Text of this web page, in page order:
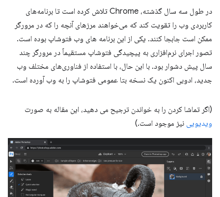
در طول سه سال گذشته، Chrome تلاش کرده است تا برنامه‌های
کاربردی وب را تقویت کند که می‌خواهند مرزهای آنچه را که در مرورگر
ممکن است جابجا کنند. یکی از این برنامه های وب فتوشاپ بوده است.
تصور اجرای نرم‌افزاری به پیچیدگی فتوشاپ مستقیماً در مرورگر چند
سال پیش دشوار بود. با این حال، با استفاده از فناوری‌های مختلف وب
جدید، ادوبی اکنون یک نسخه بتا عمومی فتوشاپ را به وب آورده است.
(اگر تماشا کردن را به خواندن ترجیح می دهید، این مقاله به صورت
ویدیویی نیز موجود است.)